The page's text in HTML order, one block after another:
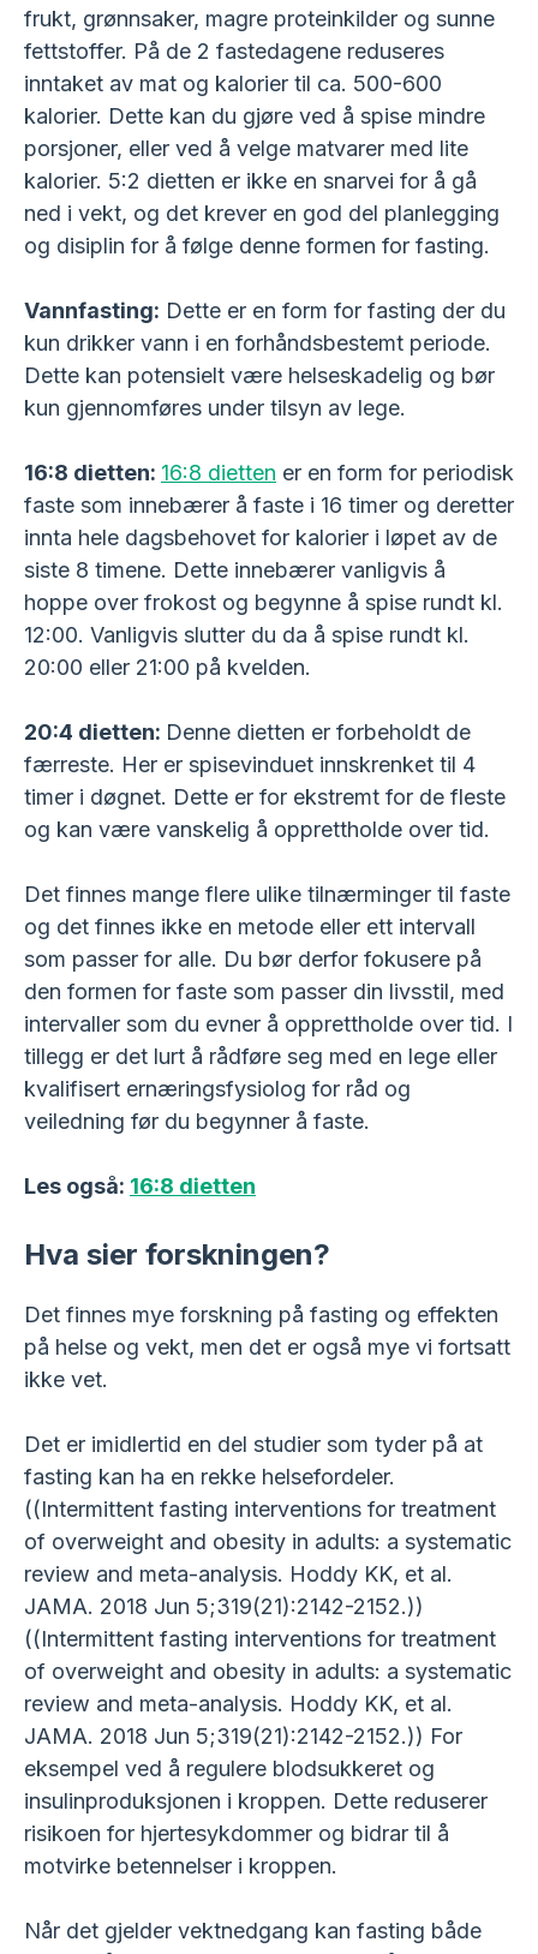
frukt, grønnsaker, magre proteinkilder og sunne
fettstoffer. På de 2 fastedagene reduseres
inntaket av mat og kalorier til ca. 500-600
kalorier. Dette kan du gjøre ved å spise mindre
porsjoner, eller ved å velge matvarer med lite
kalorier. 5:2 dietten er ikke en snarvei for å gå
ned i vekt, og det krever en god del planlegging
og disiplin for å følge denne formen for fasting.
Vannfasting: Dette er en form for fasting der du
kun drikker vann i en forhåndsbestemt periode.
Dette kan potensielt være helseskadelig og bør
kun gjennomføres under tilsyn av lege.
16:8 dietten: 16:8 dietten er en form for periodisk
faste som innebærer å faste i 16 timer og deretter
innta hele dagsbehovet for kalorier i løpet av de
siste 8 timene. Dette innebærer vanligvis å
hoppe over frokost og begynne å spise rundt kl.
12:00. Vanligvis slutter du da å spise rundt kl.
20:00 eller 21:00 på kvelden.
20:4 dietten: Denne dietten er forbeholdt de
færreste. Her er spisevinduet innskrenket til 4
timer i døgnet. Dette er for ekstremt for de fleste
og kan være vanskelig å opprettholde over tid.
Det finnes mange flere ulike tilnærminger til faste
og det finnes ikke en metode eller ett intervall
som passer for alle. Du bør derfor fokusere på
den formen for faste som passer din livsstil, med
intervaller som du evner å opprettholde over tid. I
tillegg er det lurt å rådføre seg med en lege eller
kvalifisert ernæringsfysiolog for råd og
veiledning før du begynner å faste.
Les også: 16:8 dietten
Hva sier forskningen?
Det finnes mye forskning på fasting og effekten
på helse og vekt, men det er også mye vi fortsatt
ikke vet.
Det er imidlertid en del studier som tyder på at
fasting kan ha en rekke helsefordeler.
((Intermittent fasting interventions for treatment
of overweight and obesity in adults: a systematic
review and meta-analysis. Hoddy KK, et al.
JAMA. 2018 Jun 5;319(21):2142-2152.))
((Intermittent fasting interventions for treatment
of overweight and obesity in adults: a systematic
review and meta-analysis. Hoddy KK, et al.
JAMA. 2018 Jun 5;319(21):2142-2152.)) For
eksempel ved å regulere blodsukkeret og
insulinproduksjonen i kroppen. Dette reduserer
risikoen for hjertesykdommer og bidrar til å
motvirke betennelser i kroppen.
Når det gjelder vektnedgang kan fasting både